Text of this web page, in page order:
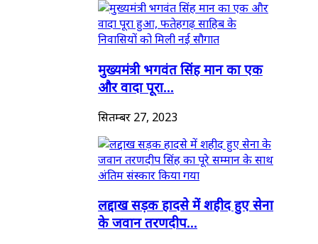
मुख्यमंत्री भगवंत सिंह मान का एक
और वादा पूरा...
सितम्बर 27, 2023
लद्दाख सड़क हादसे में शहीद हुए सेना
के जवान तरणदीप...